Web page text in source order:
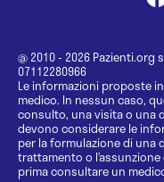
@ 2010 - 2026 Pazienti.org
07112280966
Le informazioni proposte
medico. In nessun caso,
consulto, una visita o una
devono considerare le
per la formulazione di una
trattamento o
prima consultare un